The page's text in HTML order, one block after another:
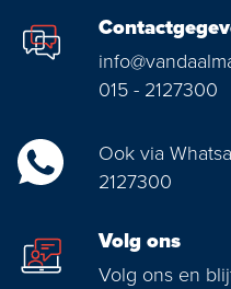
015 - 2127300
Ook via
2127300
Volg ons
Volg ons en